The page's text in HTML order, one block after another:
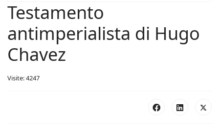
Testamento
antimperialista di Hugo
Chavez
Visite: 4247